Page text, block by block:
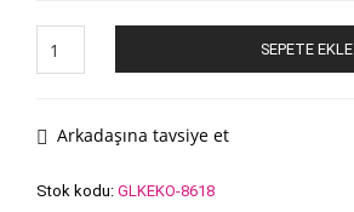
Kitaplık
SEPETE EKLE
Arkadaşına tavsiye et
Stok kodu: GLKEKO-8618